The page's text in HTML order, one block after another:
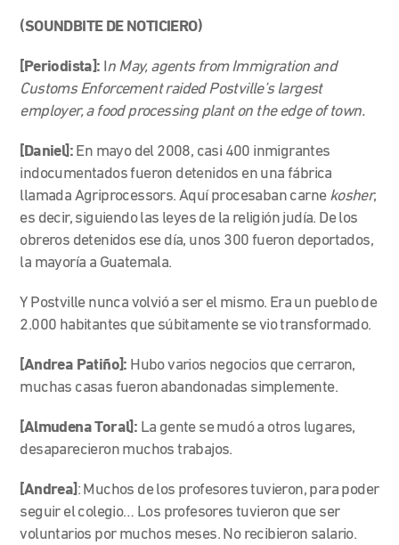
(SOUNDBITE DE NOTICIERO)
[Periodista]: In May, agents from Immigration and
Customs Enforcement raided Postville’s largest
employer, a food processing plant on the edge of town.
[Daniel]: En mayo del 2008, casi 400 inmigrantes
indocumentados fueron detenidos en una fábrica
llamada Agriprocessors. Aquí procesaban carne kosher,
es decir, siguiendo las leyes de la religión judía. De los
obreros detenidos ese día, unos 300 fueron deportados,
la mayoría a Guatemala.
Y Postville nunca volvió a ser el mismo. Era un pueblo de
2.000 habitantes que súbitamente se vio transformado.
[Andrea Patiño]: Hubo varios negocios que cerraron,
muchas casas fueron abandonadas simplemente.
[Almudena Toral]: La gente se mudó a otros lugares,
desaparecieron muchos trabajos.
[Andrea] : Muchos de los profesores tuvieron, para poder
seguir el colegio… Los profesores tuvieron que ser
voluntarios por muchos meses. No recibieron salario.